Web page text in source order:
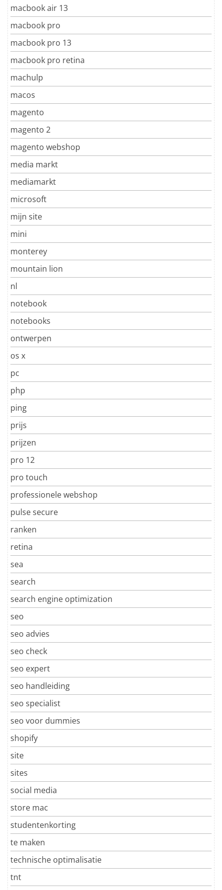
macbook air 13
macbook pro
macbook pro 13
macbook pro retina
machulp
macos
magento
magento 2
magento webshop
media markt
mediamarkt
microsoft
mijn site
mini
monterey
mountain lion
nl
notebook
notebooks
ontwerpen
os x
pc
php
ping
prijs
prijzen
pro 12
pro touch
professionele webshop
pulse secure
ranken
retina
sea
search
search engine optimization
seo
seo advies
seo check
seo expert
seo handleiding
seo specialist
seo voor dummies
shopify
site
sites
social media
store mac
studentenkorting
te maken
technische optimalisatie
tnt